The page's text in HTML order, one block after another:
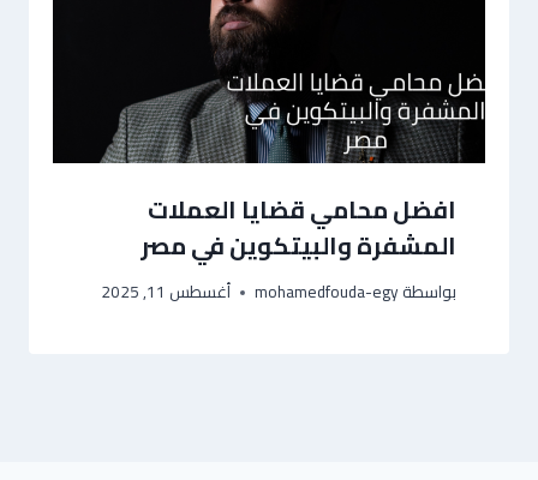
افضل محامي قضايا العملات
المشفرة والبيتكوين في مصر
بواسطةmohamedfouda-egy أغسطس 11, 2025